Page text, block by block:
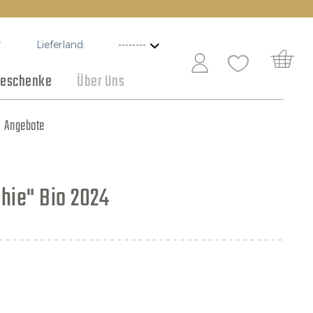
Lieferland:
Über Uns
Angebote
Schokolade
Bio 2024